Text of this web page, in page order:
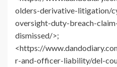
olders-derivative-litigation/
oversight-duty-breach-
dismissed/>;
<https://
r-and-officer-liability/del-